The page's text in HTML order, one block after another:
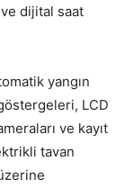
dijital saat
yangın
LCD
ve kayıt
tavan